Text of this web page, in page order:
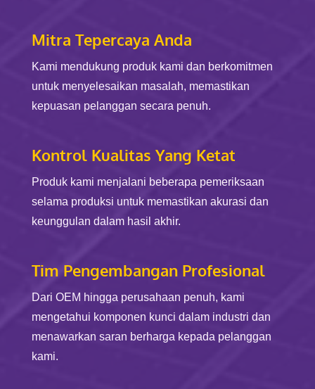
Mitra Tepercaya Anda
Kami mendukung produk kami dan berkomitmen
untuk menyelesaikan masalah, memastikan
kepuasan pelanggan secara penuh.
Kontrol Kualitas Yang Ketat
Produk kami menjalani beberapa pemeriksaan
selama produksi untuk memastikan akurasi dan
keunggulan dalam hasil akhir.
Tim Pengembangan Profesional
Dari OEM hingga perusahaan penuh, kami
mengetahui komponen kunci dalam industri dan
menawarkan saran berharga kepada pelanggan
kami.